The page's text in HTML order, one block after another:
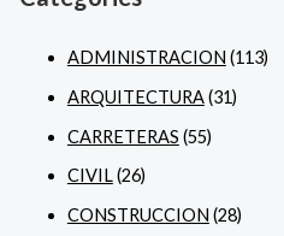
ADMINISTRACION (113)
ARQUITECTURA(31)
CARRETERAS (55)
CIVIL(26)
CONSTRUCCION (28)